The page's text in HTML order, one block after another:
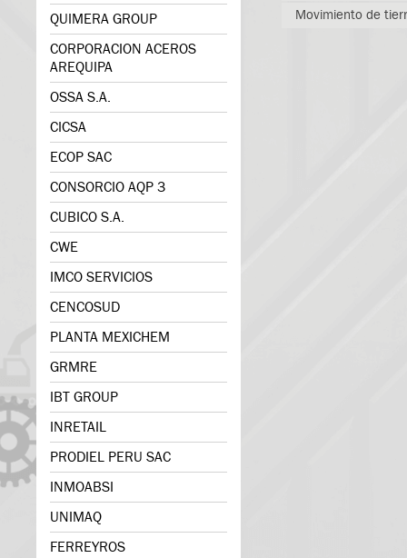
Movimiento de
QUIMERA GROUP
CORPORACION ACEROS
AREQUIPA
OSSA S.A.
CICSA
ECOP SAC
CONSORCIO AQP 3
CUBICO S.A.
CWE
IMCO SERVICIOS
CENCOSUD
PLANTA MEXICHEM
GRMRE
IBT GROUP
INRETAIL
PRODIEL PERU SAC
INMOABSI
UNIMAQ
FERREYROS